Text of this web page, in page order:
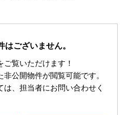
はございません。
覧いただけます！
公開物件が閲覧可能です。
、担当者にお問い合わせく